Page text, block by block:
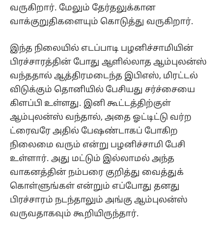
வருகிறார். மேலும் தேர்தலுக்கான
வாக்குறுதிகளையும் கொடுத்து வருகிறார்.
இந்த நிலையில் எடப்பாடி பழனிச்சாமியின்
பிரச்சாரத்தின் போது ஆளில்லாத ஆம்புலன்ஸ்
வந்ததால் ஆத்திரமடைந்த இபிஎஸ், மிரட்டல்
விடுக்கும் தொனியில் பேசியது சர்ச்சையை
கிளப்பி உள்ளது. இனி கூட்டத்திற்குள்
ஆம்புலன்ஸ் வந்தால், அதை ஓட்டிட்டு வர்ற
ட்ரைவரே அதில் பேஷண்டாகப் போகிற
நிலைமை வரும் என்று பழனிச்சாமி பேசி
உள்ளார். அது மட்டும் இல்லாமல் அந்த
வாகனத்தின் நம்பரை குறித்து வைத்துக்
கொள்ளுங்கள் என்றும் எப்போது தனது
பிரச்சாரம் நடந்தாலும் அங்கு ஆம்புலன்ஸ்
வருவதாகவும் கூறியிருந்தார்.